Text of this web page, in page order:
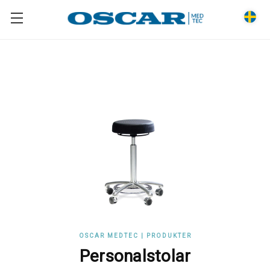
OSCAR MEDTEC | PRODUKTER
Personalstolar